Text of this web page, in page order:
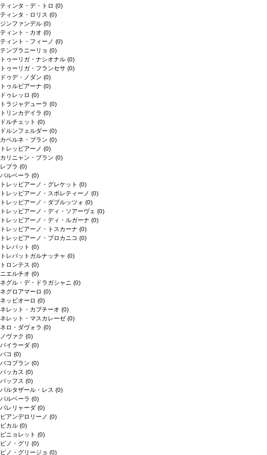
ティンタ・デ・トロ (0)
ティンタ・ロリス (0)
ジンファンデル (0)
ティント・カオ (0)
ティント・フィーノ (0)
テンプラニーリョ (0)
トゥーリガ・ナシオナル (0)
トゥーリガ・フランセサ (0)
ドゥデ・ノダン (0)
トゥルビアーナ (0)
ドゥレッロ (0)
トラジャデューラ (0)
トリンカデイラ (0)
ドルチェット (0)
ドルンフェルダー (0)
カベルネ・ブラン (0)
トレッビアーノ (0)
カリニャン・ブラン (0)
レブラ (0)
バルベーラ (0)
トレッビアーノ・グレケット (0)
トレッビアーノ・スポレティーノ (0)
トレッビアーノ・ダブルッツォ (0)
トレッビアーノ・ディ・ソアーヴェ (0)
トレッビアーノ・ディ・ルガーナ (0)
トレッビアーノ・トスカーナ (0)
トレッビアーノ・プロカニコ (0)
トレパット (0)
トレパットガルナッチャ (0)
トロンテス (0)
ニエルチオ (0)
ネグル・デ・ドラガシャニ (0)
ネグロアマーロ (0)
ネッビオーロ (0)
ネレット・カプチーオ (0)
ネレット・マスカレーゼ (0)
ネロ・ダヴォラ (0)
ノヴァク (0)
バイラーダ (0)
バコ (0)
バコブラン (0)
バッカス (0)
バッフス (0)
バルタザール・レス (0)
バルベーラ (0)
パレリャーダ (0)
ピアンデロリーノ (0)
ビカル (0)
ピニョレット (0)
ピノ・グリ (0)
ピノ・グリージョ (0)